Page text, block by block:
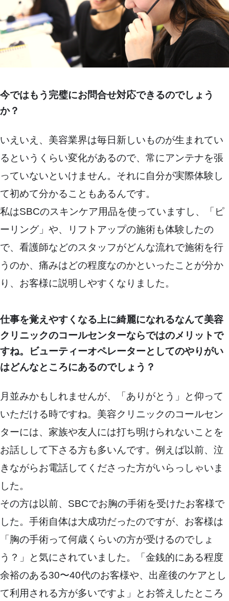
今ではもう完璧にお問合せ対応できるのでしょう
か？
いえいえ、美容業界は毎日新しいものが生まれてい
るというくらい変化があるので、常にアンテナを張
っていないといけません。それに自分が実際体験し
て初めて分かることもあるんです。
私はSBCのスキンケア用品を使っていますし、「ピ
ーリング」や、リフトアップの施術も体験したの
で、看護師などのスタッフがどんな流れで施術を行
うのか、痛みはどの程度なのかといったことが分か
り、お客様に説明しやすくなりました。
仕事を覚えやすくなる上に綺麗になれるなんて美容
クリニックのコールセンターならではのメリットで
すね。ビューティーオペレーターとしてのやりがい
はどんなところにあるのでしょう？
月並みかもしれませんが、「ありがとう」と仰って
いただける時ですね。美容クリニックのコールセン
ターには、家族や友人には打ち明けられないことを
お話しして下さる方も多いんです。例えば以前、泣
きながらお電話してくださった方がいらっしゃいま
した。
その方は以前、SBCでお胸の手術を受けたお客様で
した。手術自体は大成功だったのですが、お客様は
「胸の手術って何歳くらいの方が受けるのでしょ
う？」と気にされていました。「金銭的にある程度
余裕のある30〜40代のお客様や、出産後のケアとし
て利用される方が多いですよ」とお答えしたところ